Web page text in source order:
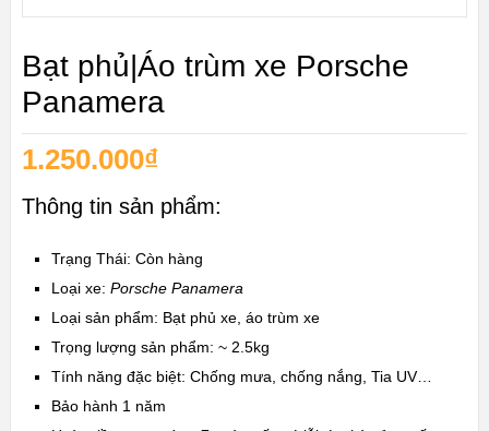
Bạt phủ|Áo trùm xe Porsche
Panamera
1.250.000₫
Thông tin sản phẩm:
Trạng Thái: Còn hàng
Loại xe: Porsche Panamera
Loại sản phẩm: Bạt phủ xe, áo trùm xe
Trọng lượng sản phẩm: ~ 2.5kg
Tính năng đặc biệt: Chống mưa, chống nắng, Tia UV…
Bảo hành 1 năm